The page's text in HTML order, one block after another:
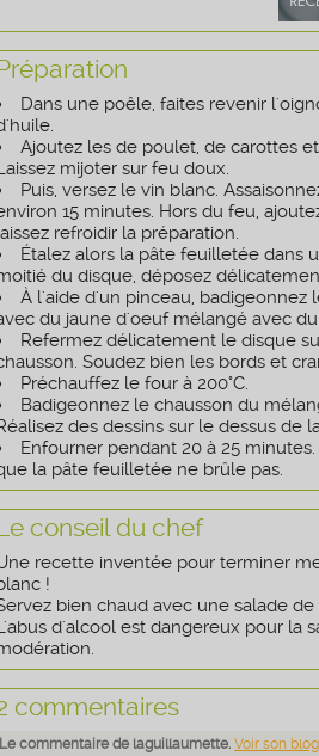
Dans une poêle, faites revenir
Ajoutez les de poulet, de carottes
mijoter sur feu doux.
Puis, versez le vin blanc.
15 minutes. Hors du feu,
refroidir la préparation.
Étalez alors la pâte feuilletée dans
du disque, déposez
À l'aide d'un pinceau, badigeonnez
du jaune d'oeuf mélangé avec
Refermez délicatement le disque
Soudez bien les bords et
Préchauffez le four à 200°C.
Badigeonnez le chausson du
des dessins sur le dessus de
Enfourner pendant 20 à 25
la pâte feuilletée ne brûle pas.
conseil du chef
recette inventée pour terminer
!
bien chaud avec une salade
d'alcool est dangereux pour la
commentaires
Le commentaire de laguillaumette. Voir son blog